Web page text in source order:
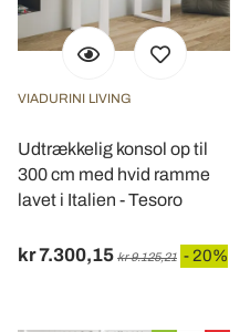
VIADURINI LIVING
Udtrækkelig konsol op til
300 cm med hvid ramme
lavet i Italien - Tesoro
kr 7.300,15 kr 9.125,21 - 20%